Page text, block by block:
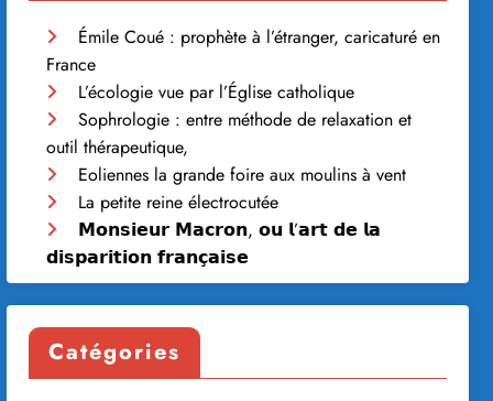
Émile Coué : prophète à l’étranger, caricaturé en
France
L’écologie vue par l’Église catholique
Sophrologie : entre méthode de relaxation et
outil thérapeutique,
Eoliennes la grande foire aux moulins à vent
La petite reine électrocutée
𝗠𝗼𝗻𝘀𝗶𝗲𝘂𝗿 𝗠𝗮𝗰𝗿𝗼𝗻, 𝗼𝘂 𝗹’𝗮𝗿𝘁 𝗱𝗲 𝗹𝗮
𝗱𝗶𝘀𝗽𝗮𝗿𝗶𝘁𝗶𝗼𝗻 𝗳𝗿𝗮𝗻𝗰̧𝗮𝗶𝘀𝗲
Catégories